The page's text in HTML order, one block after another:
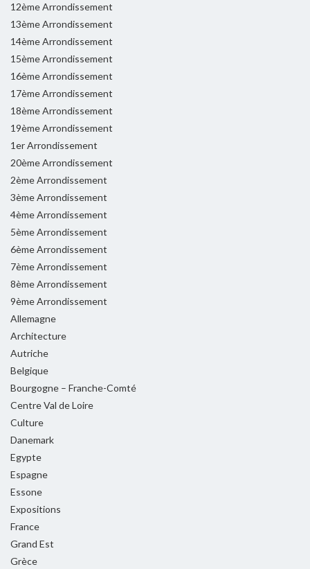
12ème Arrondissement
13ème Arrondissement
14ème Arrondissement
15ème Arrondissement
16ème Arrondissement
17ème Arrondissement
18ème Arrondissement
19ème Arrondissement
1er Arrondissement
20ème Arrondissement
2ème Arrondissement
3ème Arrondissement
4ème Arrondissement
5ème Arrondissement
6ème Arrondissement
7ème Arrondissement
8ème Arrondissement
9ème Arrondissement
Allemagne
Architecture
Autriche
Belgique
Bourgogne – Franche-Comté
Centre Val de Loire
Culture
Danemark
Egypte
Espagne
Essone
Expositions
France
Grand Est
Grèce